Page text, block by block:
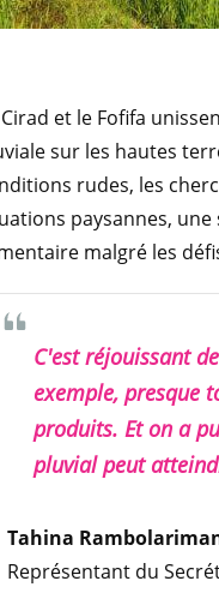
Cirad et le Fofifa
sur les hautes
rudes, les
paysannes,
malgré les
C'est réjouissant
exemple, presque
produits. Et on a
pluvial peut
Tahina
Représentant du